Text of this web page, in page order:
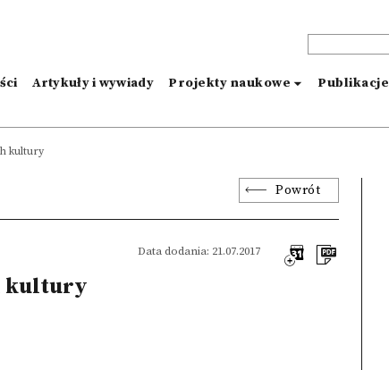
Artykuły i wywiady Projekty naukowe Publikacje
kultury
Powrót
Data dodania: 21.07.2017
kultury